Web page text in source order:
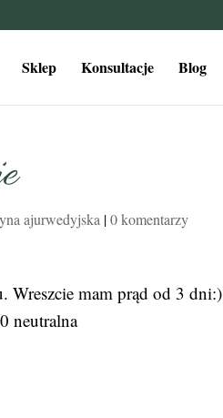
Sklep Konsultacje Blog
ajurwedyjska |0 komentarzy
Wreszcie mam prąd od 3 dni:)
neutralna